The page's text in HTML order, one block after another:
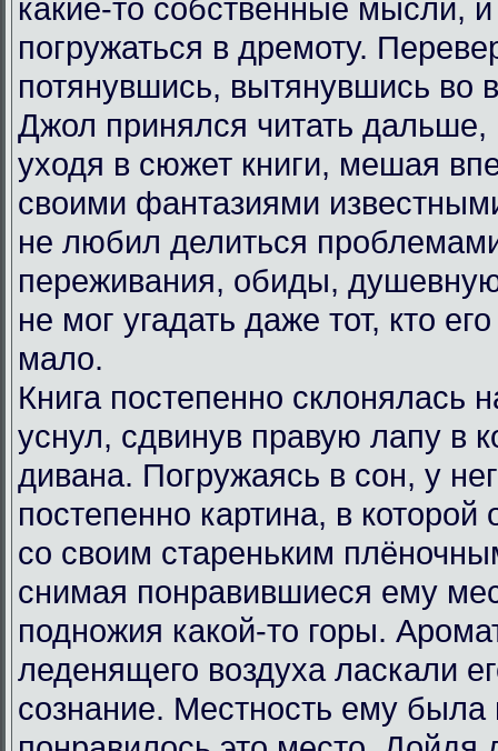
какие-то собственные мысли,
погружаться в дремоту.
потянувшись, вытянувшись во
Джол принялся читать
уходя в сюжет книги, мешая
своими фантазиями
не любил делиться
переживания, обиды,
не мог угадать даже тот, кто
мало.
Книга постепенно склонялась
уснул, сдвинув правую лапу в
дивана. Погружаясь в сон, у
постепенно картина, в
со своим стареньким
снимая понравившиеся ему
подножия какой-то горы.
леденящего воздуха ласкали
сознание. Местность ему